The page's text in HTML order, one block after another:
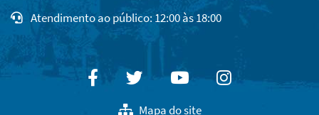
Atendimento ao público: 12:00 às 18:00
FacebookTwitterYoutubeInstagram
Mapa do site